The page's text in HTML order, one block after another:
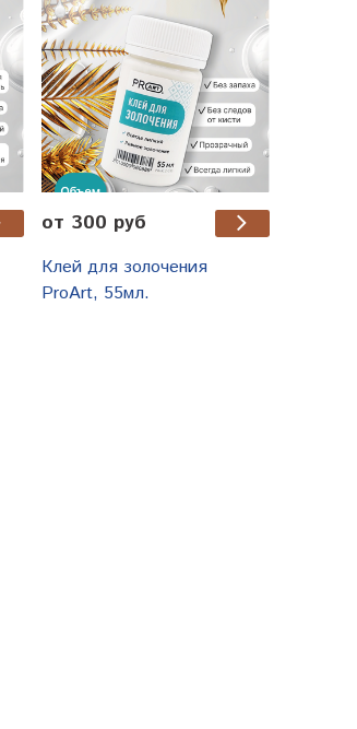
от 300 руб
Клей для золочения
ProArt, 55мл.